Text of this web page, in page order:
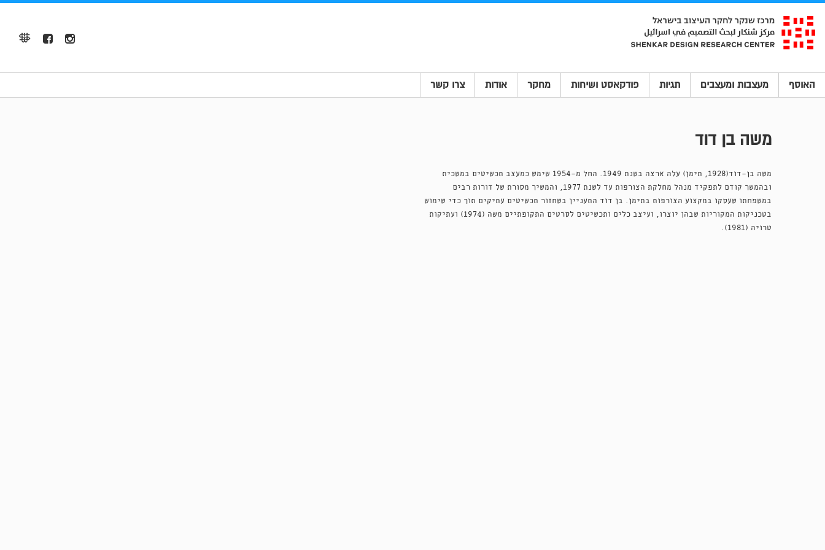
האוסף מעצבות ומעצבים תגיות פודקאסט ושיחות מחקר אודות צרו קשר
משה בן דוד
משה בן-דוד(1928, תימן) עלה ארצה בשנת 1949. החל מ-1954 שימש כמעצב תכשיטים במשכית
ובהמשך קודם לתפקיד מנהל מחלקת הצורפות עד לשנת 1977, והמשיך מסורת של דורות רבים
במשפחתו שעסקו במקצוע הצורפות בתימן. בן דוד התעניין בשחזור תכשיטים עתיקים תוך כדי שימוש
בטכניקות המקוריות שבהן יוצרו, ועיצב כלים ותכשיטים לסרטים התקופתיים משה (1974) ועתיקות
טרויה (1981).